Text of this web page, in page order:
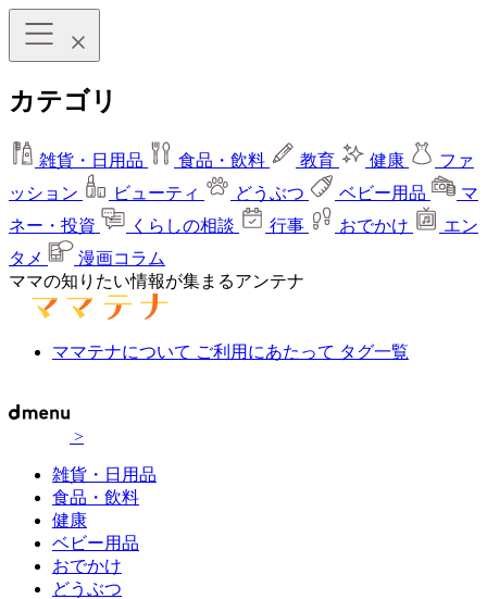
カテゴリ
雑貨・日用品 食品・飲料 教育 健康
ファ
ッション
ビューティ どうぶつ ベビー用品
マ
ネー・投資
くらしの相談 行事 おでかけ
エン
タメ
漫画コラム
ママの知りたい情報が集まるアンテナ
ママテナについて ご利用にあたって タグ一覧
>
雑貨・日用品
食品・飲料
健康
ベビー用品
おでかけ
どうぶつ